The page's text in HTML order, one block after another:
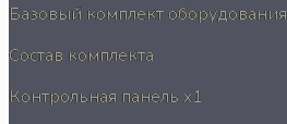
Базовый комплект оборудования
Состав комплекта
Контрольная панель x1